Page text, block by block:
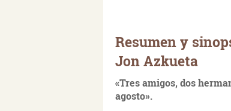
Resumen y
Jon Azkueta
«Tres amigos, dos
agosto».